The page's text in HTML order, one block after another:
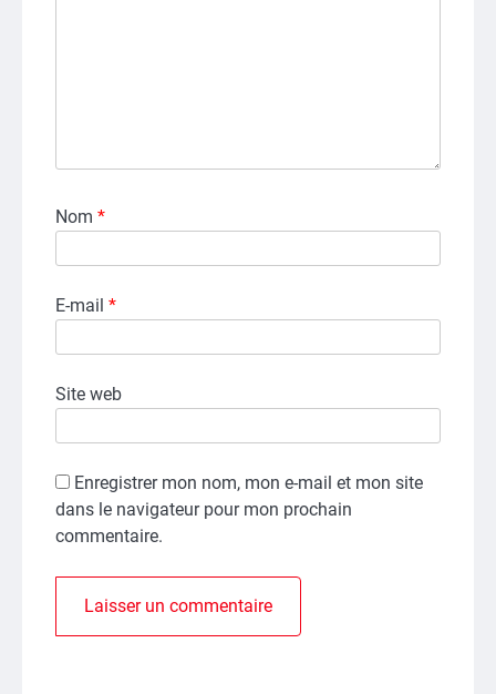
Nom *
E-mail *
Site web
Enregistrer mon nom, mon e-mail et mon site
dans le navigateur pour mon prochain
commentaire.